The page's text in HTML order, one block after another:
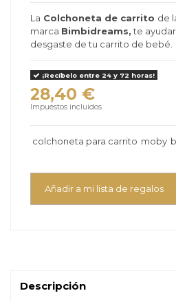
La Colchoneta de carrito de
marca Bimbidreams,te
desgaste de tu carrito de bebé.
¡Recíbelo entre 24 y 72 horas!
28,40 €
Impuestos incluidos
colchoneta para carrito moby
Añadir a mi lista de regalos
Descripción